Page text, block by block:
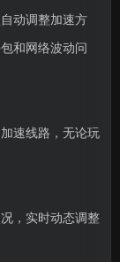
动调整加速方
和网络波动问
速线路，无论玩
，实时动态调整